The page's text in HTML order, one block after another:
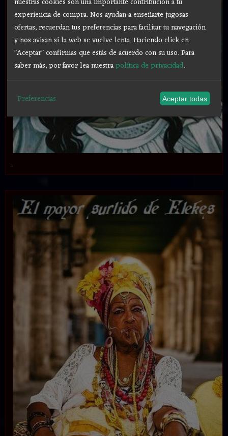
.
experiencia de compra. Nos ayudan a enseñarte jugosas
ofertas, recuerdan tus preferencias para facilitar tu navegación
y nos avisan si la web se vuelve lenta. Haciendo click en
"Aceptar" confirmas que estás de acuerdo con su uso.Para
saber más, por favor lea nuestrapolítica de privacidad.
Preferencias Aceptar todas